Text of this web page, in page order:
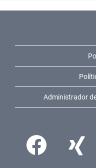
Administrador
Se abre en unaSe abre